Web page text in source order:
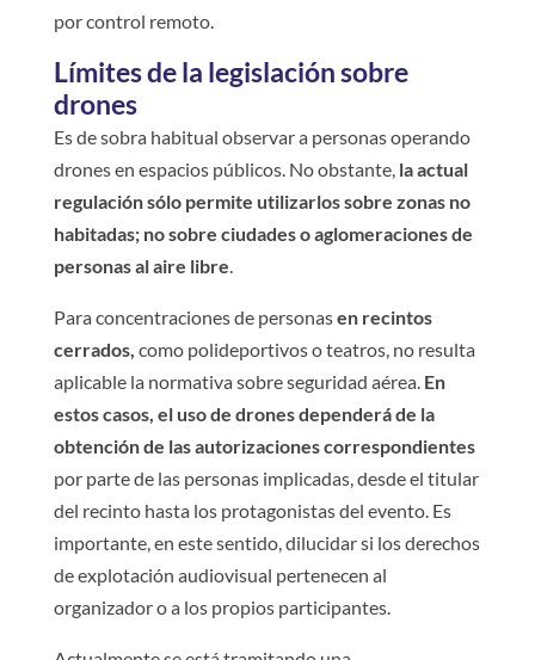
por control remoto.
Límites de la legislación sobre
drones
Es de sobra habitual observar a personas operando
drones en espacios públicos. No obstante, la actual
regulación sólo permite utilizarlos sobre zonas no
habitadas; no sobre ciudades o aglomeraciones de
personas al aire libre.
Para concentraciones de personasen recintos
cerrados, como polideportivos o teatros, no resulta
aplicable la normativa sobre seguridad aérea. En
estos casos, el uso de drones dependerá de la
obtención de las autorizaciones correspondientes
por parte de las personas implicadas, desde el titular
del recinto hasta los protagonistas del evento. Es
importante, en este sentido, dilucidar si los derechos
de explotación audiovisual pertenecen al
organizador o a los propios participantes.